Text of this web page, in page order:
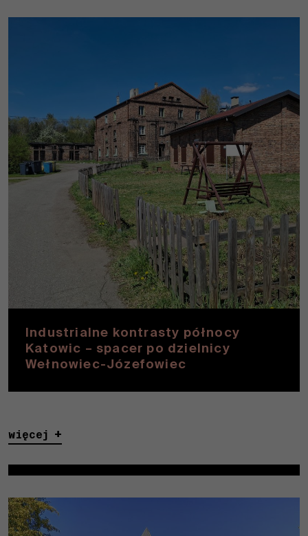
Industrialne kontrasty północy
Katowic – spacer po dzielnicy
Wełnowiec-Józefowiec
więcej